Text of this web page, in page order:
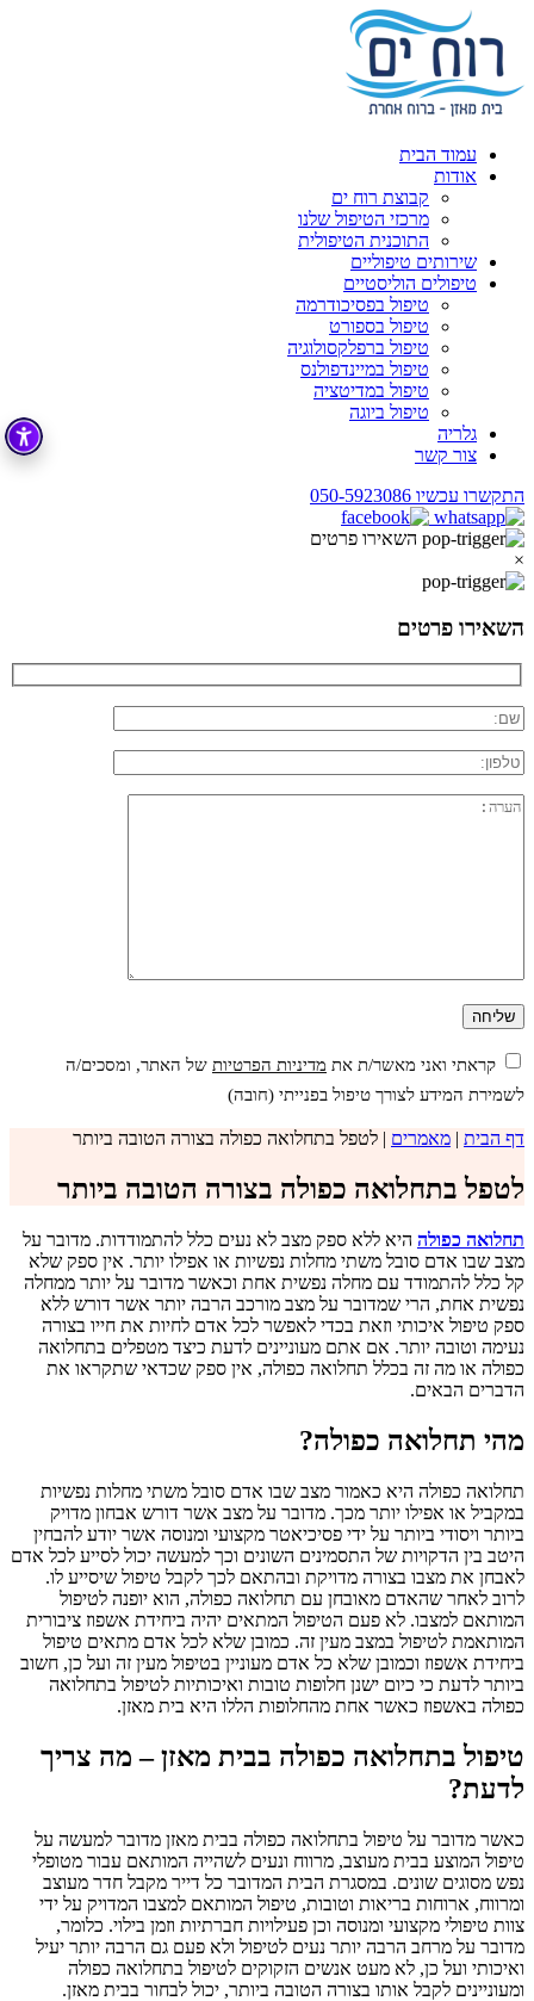
עמוד הבית
אודות
קבוצת רוח ים
מרכזי הטיפול שלנו
התוכנית הטיפולית
שירותים טיפוליים
טיפולים הוליסטיים
טיפול בפסיכודרמה
טיפול בספורט
טיפול ברפלקסולוגיה
טיפול במיינדפולנס
טיפול במדיטציה
טיפול ביוגה
גלריה
צור קשר
התקשרו עכשיו 050-5923086
השאירו פרטים
×
השאירו פרטים
קראתי ואני מאשר/ת את מדיניות הפרטיות של האתר, ומסכים/ה
לשמירת המידע לצורך טיפול בפנייתי (חובה)
דף הבית | מאמרים | לטפל בתחלואה כפולה בצורה הטובה ביותר
לטפל בתחלואה כפולה בצורה הטובה ביותר
תחלואה כפולה היא ללא ספק מצב לא נעים כלל להתמודדות. מדובר על
מצב שבו אדם סובל משתי מחלות נפשיות או אפילו יותר. אין ספק שלא
קל כלל להתמודד עם מחלה נפשית אחת וכאשר מדובר על יותר ממחלה
נפשית אחת, הרי שמדובר על מצב מורכב הרבה יותר אשר דורש ללא
ספק טיפול איכותי וזאת בכדי לאפשר לכל אדם לחיות את חייו בצורה
נעימה וטובה יותר. אם אתם מעוניינים לדעת כיצד מטפלים בתחלואה
כפולה או מה זה בכלל תחלואה כפולה, אין ספק שכדאי שתקראו את
הדברים הבאים.
מהי תחלואה כפולה?
תחלואה כפולה היא כאמור מצב שבו אדם סובל משתי מחלות נפשיות
במקביל או אפילו יותר מכך. מדובר על מצב אשר דורש אבחון מדויק
ביותר ויסודי ביותר על ידי פסיכיאטר מקצועי ומנוסה אשר יודע להבחין
היטב בין הדקויות של התסמינים השונים וכך למעשה יכול לסייע לכל אדם
לאבחן את מצבו בצורה מדויקת ובהתאם לכך לקבל טיפול שיסייע לו.
לרוב לאחר שהאדם מאובחן עם תחלואה כפולה, הוא יופנה לטיפול
המותאם למצבו. לא פעם הטיפול המתאים יהיה ביחידת אשפוז ציבורית
המותאמת לטיפול במצב מעין זה. כמובן שלא לכל אדם מתאים טיפול
ביחידת אשפוז וכמובן שלא כל אדם מעוניין בטיפול מעין זה ועל כן, חשוב
ביותר לדעת כי כיום ישנן חלופות טובות ואיכותיות לטיפול בתחלואה
כפולה באשפוז כאשר אחת מהחלופות הללו היא בית מאזן.
טיפול בתחלואה כפולה בבית מאזן – מה צריך
לדעת?
כאשר מדובר על טיפול בתחלואה כפולה בבית מאזן מדובר למעשה על
טיפול המוצע בבית מעוצב, מרווח ונעים לשהייה המותאם עבור מטופלי
נפש מסוגים שונים. במסגרת הבית המדובר כל דייר מקבל חדר מעוצב
ומרווח, ארוחות בריאות וטובות, טיפול המותאם למצבו המדויק על ידי
צוות טיפולי מקצועי ומנוסה וכן פעילויות חברתיות וזמן בילוי. כלומר,
מדובר על מרחב הרבה יותר נעים לטיפול ולא פעם גם הרבה יותר יעיל
ואיכותי ועל כן, לא מעט אנשים הזקוקים לטיפול בתחלואה כפולה
ומעוניינים לקבל אותו בצורה הטובה ביותר, יכול לבחור בבית מאזן.